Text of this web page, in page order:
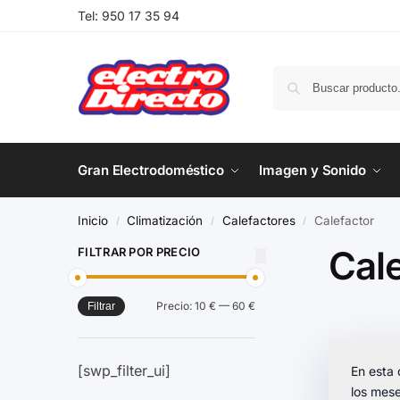
Tel: 950 17 35 94
Gran Electrodoméstico Imagen y Sonido
Inicio / Climatización / Calefactores / Calefactor
En esta
los
FILTRAR POR PRECIO
Filtrar Precio: 10 € — 60 €
[swp_filter_ui]